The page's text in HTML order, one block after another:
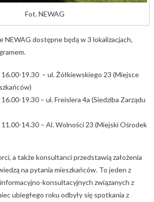
Fot. NEWAG
NEWAG dostępne będą w 3 lokalizacjach,
16.00-19.30 – ul. Żółkiewskiego 23 (Miejsce
19.30 – ul. Freislera 4a (Siedziba Zarządu
14.30 – Al. Wolności 23 (Miejski Ośrodek
a także konsultanci przedstawią założenia
na pytania mieszkańców. To jeden z
konsultacyjnych związanych z
ubiegłego roku odbyły się spotkania z